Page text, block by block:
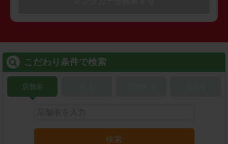
こだわり条件で検索
店舗名
検索